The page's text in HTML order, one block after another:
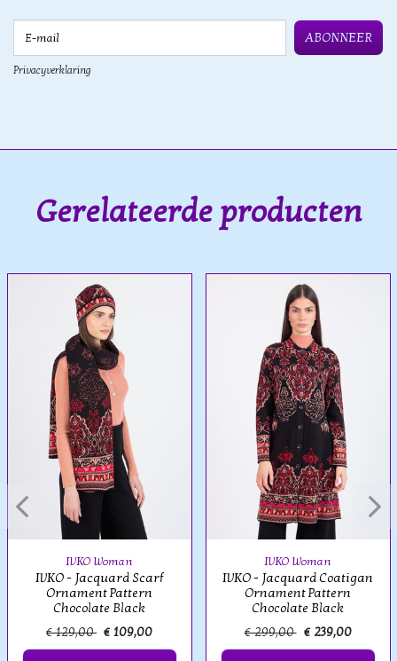
ABONNEER
Privacyverklaring
Gerelateerde producten
IVKO Woman
IVKO - Jacquard Scarf
Ornament Pattern
Chocolate Black
€ 129,00 € 109,00
IVKO Woman
IVKO - Jacquard Coatigan
Ornament Pattern
Chocolate Black
€ 299,00 € 239,00